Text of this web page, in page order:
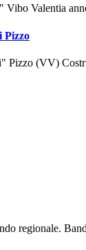
Vibo Valentia
Pizzo
Pizzo (VV)
regionale.